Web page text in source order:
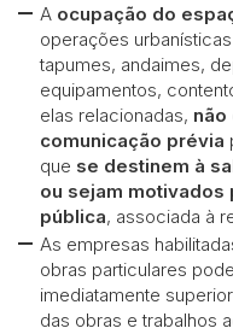
A ocupação do
operações
tapumes, andaimes,
equipamentos,
elas relacionadas, não
comunicação prévia
que se destinem à
ou sejam
pública, associada à
As empresas
obras particulares
imediatamente
das obras e trabalhos